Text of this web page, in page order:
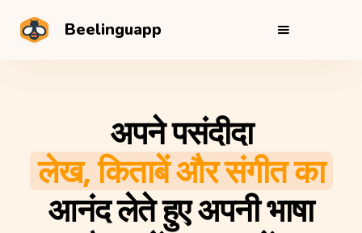
Beelinguapp
अपने पसंदीदा
लेख, किताबें और संगीत का
आनंद लेते हुए अपनी भाषा